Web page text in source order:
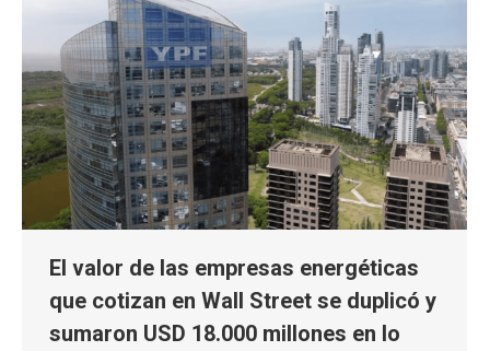
El valor de las empresas energéticas
que cotizan en Wall Street se duplicó y
sumaron USD 18.000 millones en lo